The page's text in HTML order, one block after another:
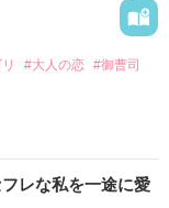
#大人の恋 #御曹司
レな私を一途に愛